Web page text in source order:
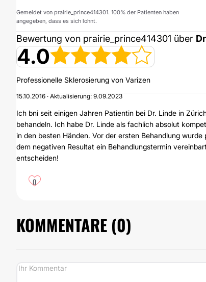
Gemeldet von prairie_prince414301. 100% der Patienten haben
angegeben, dass es sich lohnt.
Bewertung von prairie_prince414301 über
4.0
Professionelle Sklerosierung von Varizen
15.10.2016 · Aktualisierung: 9.09.2023
Ich bni seit einigen Jahren Patientin bei Dr. Linde in
behandeln. Ich habe Dr. Linde als fachlich absolut
in den besten Händen. Vor der ersten Behandlung
dem negativen Resultat ein Behandlungstermin
entscheiden!
0
KOMMENTARE (0)